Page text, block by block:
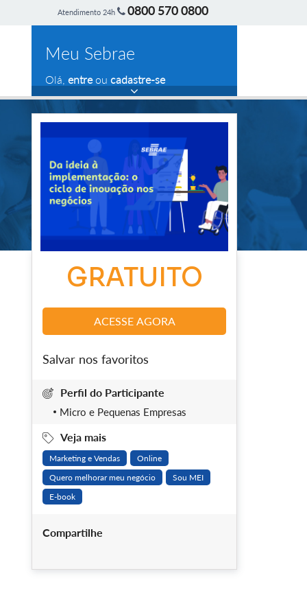
Atendimento 24h 0800 570 0800
Meu Sebrae
Olá, entreou cadastre-se
GRATUITO
ACESSE AGORA
Salvar nos favoritos
Perfil do Participante
Micro e Pequenas Empresas
Veja mais
Marketing e Vendas
Online
Quero melhorar meu negócio
Sou MEI
E-book
Compartilhe